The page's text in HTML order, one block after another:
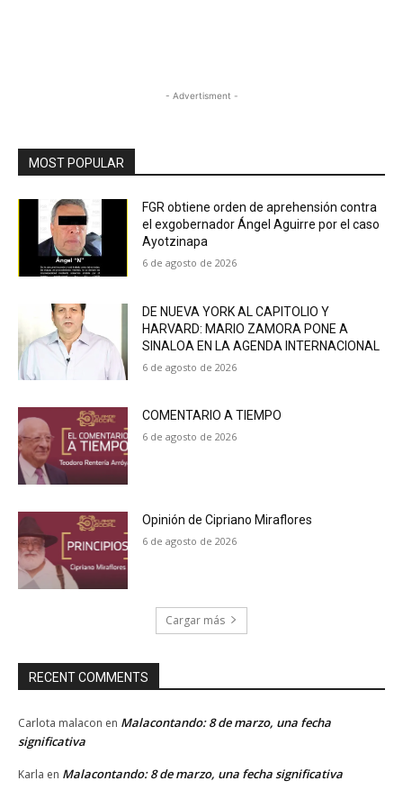
- Advertisment -
MOST POPULAR
FGR obtiene orden de aprehensión contra
el exgobernador Ángel Aguirre por el caso
Ayotzinapa
6 de agosto de 2026
DE NUEVA YORK AL CAPITOLIO Y
HARVARD: MARIO ZAMORA PONE A
SINALOA EN LA AGENDA INTERNACIONAL
6 de agosto de 2026
COMENTARIO A TIEMPO
6 de agosto de 2026
Opinión de Cipriano Miraflores
6 de agosto de 2026
Cargar más
RECENT COMMENTS
Carlota malacon en Malacontando: 8 de marzo, una fecha
significativa
Karla en Malacontando: 8 de marzo, una fecha significativa